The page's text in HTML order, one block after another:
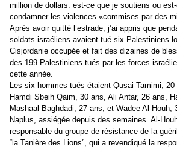
million de dollars: est-ce que je soutiens ou
condamner les violences «commises par des
Après avoir quitté l’estrade, j’ai appris que
soldats israéliens avaient tué six Palestiniens
Cisjordanie occupée et fait des dizaines de
des 199 Palestiniens tués par les forces
cette année.
Les six hommes tués étaient Qusai Tamimi,
Hamdi Sbeih Qaim, 30 ans, Ali Antar, 26 ans,
Mashaal Baghdadi, 27 ans, et Wadee Al-Houh,
Naplus, assiégée depuis des semaines. Al-
responsable du groupe de résistance de la
“la Tanière des Lions”, qui a revendiqué la